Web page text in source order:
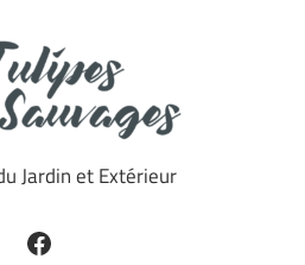
Jardin et Extérieur
Facebook